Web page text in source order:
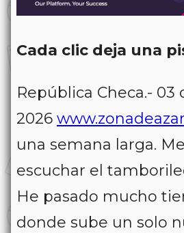
Cada clic deja una
República Checa.- 03
2026
una semana larga.
escuchar el
He pasado mucho
donde sube un solo